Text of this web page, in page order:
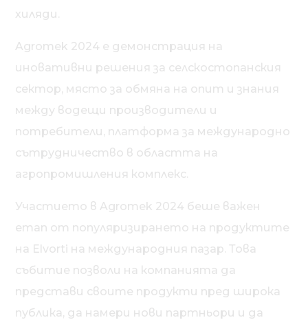
хиляди.
Agromek 2024 е демонстрация на
иновативни решения за селскостопанския
сектор, място за обмяна на опит и знания
между водещи производители и
потребители, платформа за международно
сътрудничество в областта на
агропромишления комплекс.
Участието в Agromek 2024 беше важен
етап от популяризирането на продуктите
на Elvorti на международния пазар. Това
събитие позволи на компанията да
представи своите продукти пред широка
публика, да намери нови партньори и да